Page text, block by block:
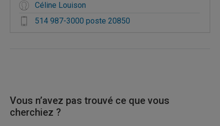
Céline Louison
514 987-3000 poste 20850
Vous n’avez pas trouvé ce que vous
cherchiez ?